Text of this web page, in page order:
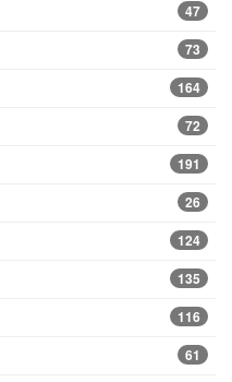
47
73
164
72
191
26
124
135
116
61